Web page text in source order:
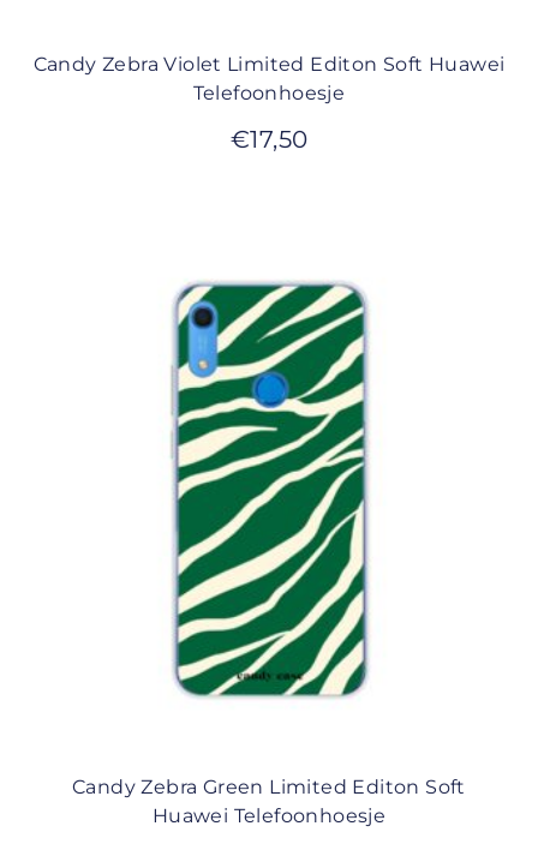
Candy Zebra Violet Limited Editon Soft Huawei
Telefoonhoesje
€17,50
Candy Zebra Green Limited Editon Soft
Huawei Telefoonhoesje